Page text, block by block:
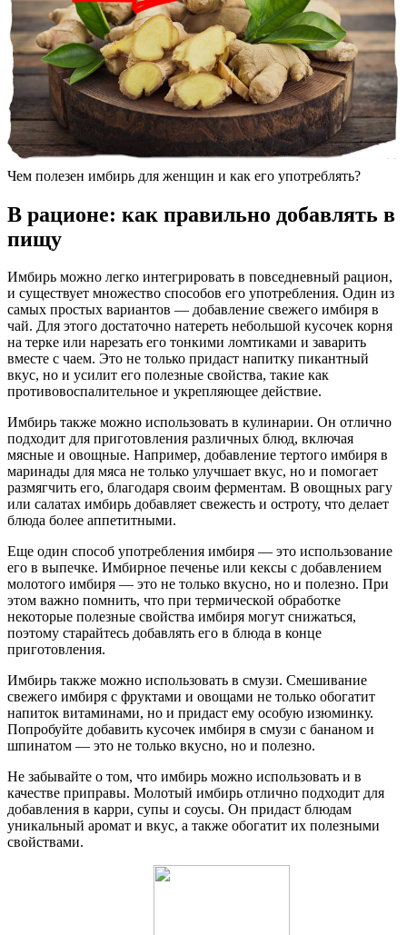
Чем полезен имбирь для женщин и как его употреблять?
В рационе: как правильно добавлять в
пищу
Имбирь можно легко интегрировать в повседневный рацион,
и существует множество способов его употребления. Один из
самых простых вариантов — добавление свежего имбиря в
чай. Для этого достаточно натереть небольшой кусочек корня
на терке или нарезать его тонкими ломтиками и заварить
вместе с чаем. Это не только придаст напитку пикантный
вкус, но и усилит его полезные свойства, такие как
противовоспалительное и укрепляющее действие.
Имбирь также можно использовать в кулинарии. Он отлично
подходит для приготовления различных блюд, включая
мясные и овощные. Например, добавление тертого имбиря в
маринады для мяса не только улучшает вкус, но и помогает
размягчить его, благодаря своим ферментам. В овощных рагу
или салатах имбирь добавляет свежесть и остроту, что делает
блюда более аппетитными.
Еще один способ употребления имбиря — это использование
его в выпечке. Имбирное печенье или кексы с добавлением
молотого имбиря — это не только вкусно, но и полезно. При
этом важно помнить, что при термической обработке
некоторые полезные свойства имбиря могут снижаться,
поэтому старайтесь добавлять его в блюда в конце
приготовления.
Имбирь также можно использовать в смузи. Смешивание
свежего имбиря с фруктами и овощами не только обогатит
напиток витаминами, но и придаст ему особую изюминку.
Попробуйте добавить кусочек имбиря в смузи с бананом и
шпинатом — это не только вкусно, но и полезно.
Не забывайте о том, что имбирь можно использовать и в
качестве приправы. Молотый имбирь отлично подходит для
добавления в карри, супы и соусы. Он придаст блюдам
уникальный аромат и вкус, а также обогатит их полезными
свойствами.